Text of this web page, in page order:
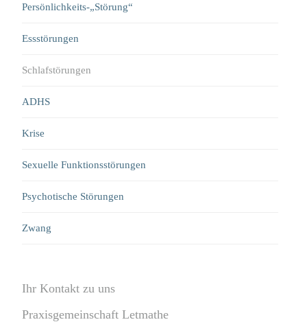
Persönlichkeits-„Störung“
Essstörungen
Schlafstörungen
ADHS
Krise
Sexuelle Funktionsstörungen
Psychotische Störungen
Zwang
Ihr Kontakt zu uns
Praxisgemeinschaft Letmathe